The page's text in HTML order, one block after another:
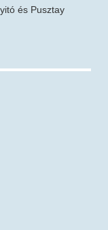
és Pusztay